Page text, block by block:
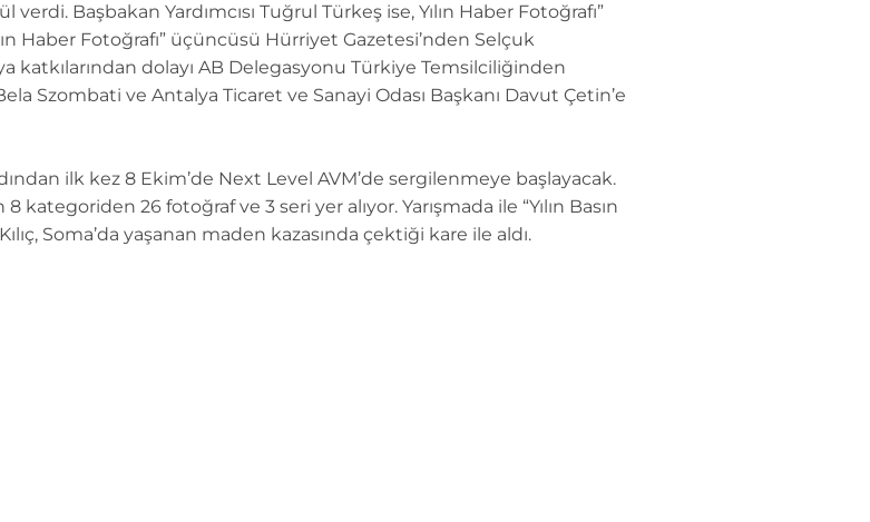
verdi. Başbakan Yardımcısı Tuğrul Türkeş ise, Yılın Haber Fotoğrafı”
Haber Fotoğrafı” üçüncüsü Hürriyet Gazetesi’nden Selçuk
katkılarından dolayı AB Delegasyonu Türkiye Temsilciliğinden
Szombati ve Antalya Ticaret ve Sanayi Odası Başkanı Davut Çetin’e
ilk kez 8 Ekim’de Next Level AVM’de sergilenmeye başlayacak.
26 fotoğraf ve 3 seri yer alıyor. Yarışmada ile “Yılın Basın
Soma’da yaşanan maden kazasında çektiği kare ile aldı.